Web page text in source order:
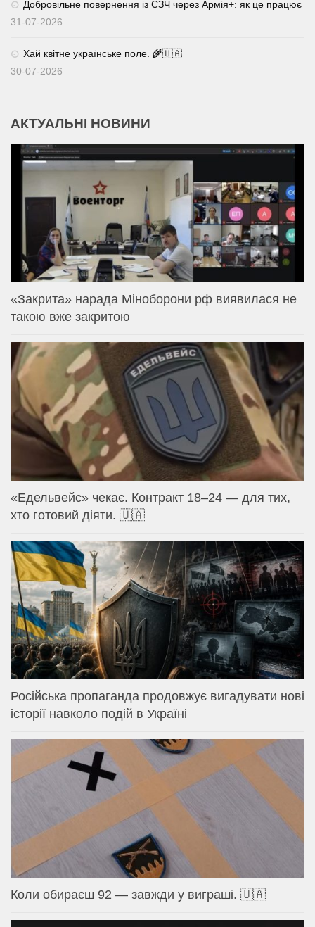
Добровільне повернення із СЗЧ через Армія+: як це працює
31-07-2026
Хай квітне українське поле. 🌾🇺🇦
30-07-2026
АКТУАЛЬНІ НОВИНИ
«Закрита» нарада Міноборони рф виявилася не
такою вже закритою
«Едельвейс» чекає. Контракт 18–24 — для тих,
хто готовий діяти. 🇺🇦
Російська пропаганда продовжує вигадувати нові
історії навколо подій в Україні
Коли обираєш 92 — завжди у виграші. 🇺🇦